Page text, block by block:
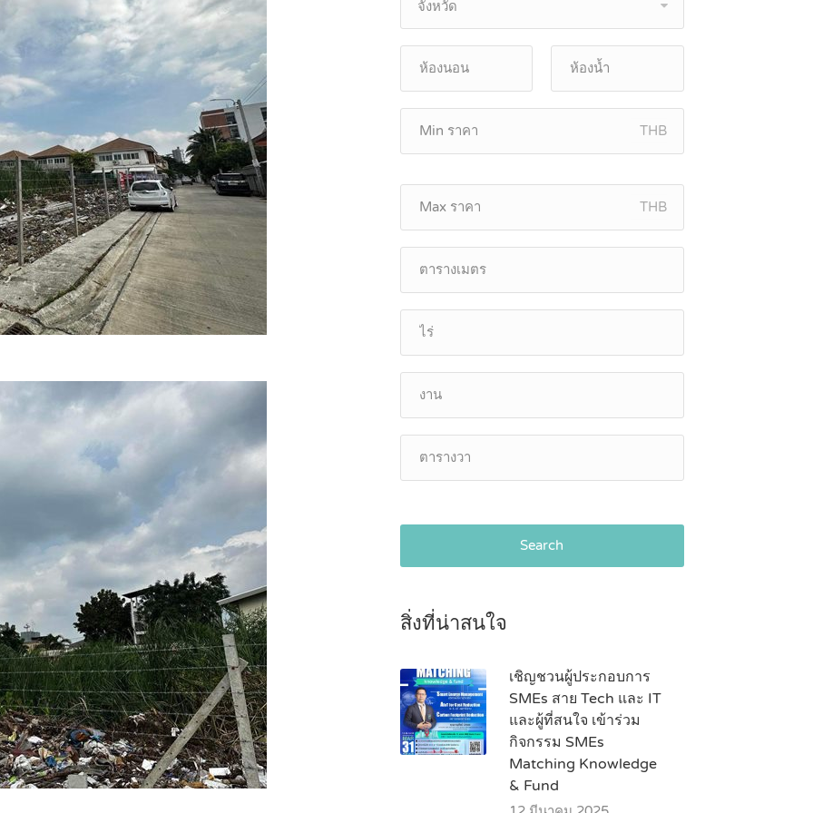
จังหวัด
THB
THB
Search
สิ่งที่น่าสนใจ
เชิญชวนผู้ประกอบการ
SMEs สาย Tech และ IT
และผู้ที่สนใจ เข้าร่วม
กิจกรรม SMEs
Matching Knowledge
& Fund